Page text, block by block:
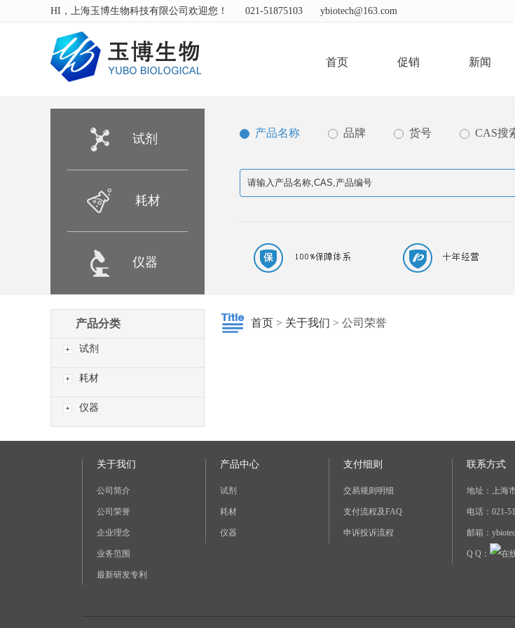
HI，上海玉博生物科技有限公司欢迎您！ 021-51875103 ybiotech@163.com
首页 促销 新闻
试剂
耗材
仪器
产品名称 品牌 货号 CAS搜
产品分类
试剂
耗材
仪器
首页 > 关于我们 > 公司荣誉
关于我们
公司简介
公司荣誉
企业理念
业务范围
最新研发专利
产品中心
试剂
耗材
仪器
支付细则
交易规则明细
支付流程及FAQ
申诉投诉流程
联系方式
地址：上海
电话：021-
邮箱：
Q Q：